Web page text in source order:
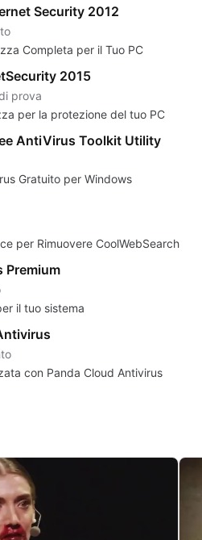
Security 2012
Completa per il Tuo PC
2015
prova
per la protezione del tuo PC
AntiVirus Toolkit Utility
Gratuito per Windows
per Rimuovere CoolWebSearch
Premium
il tuo sistema
con Panda Cloud Antivirus